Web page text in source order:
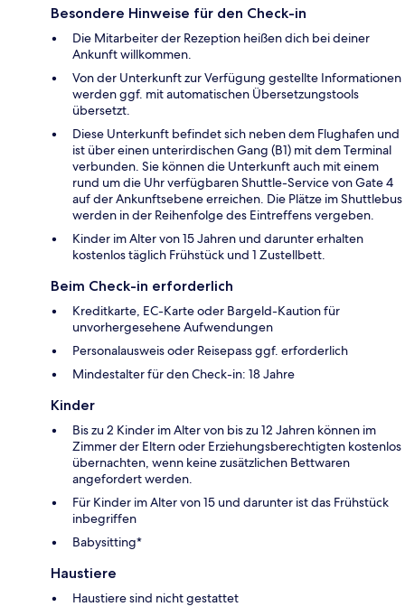
Besondere Hinweise für den Check-in
Die Mitarbeiter der Rezeption heißen dich bei deiner
Ankunft willkommen.
Von der Unterkunft zur Verfügung gestellte Informationen
werden ggf. mit automatischen Übersetzungstools
übersetzt.
Diese Unterkunft befindet sich neben dem Flughafen und
ist über einen unterirdischen Gang (B1) mit dem Terminal
verbunden. Sie können die Unterkunft auch mit einem
rund um die Uhr verfügbaren Shuttle-Service von Gate 4
auf der Ankunftsebene erreichen. Die Plätze im Shuttlebus
werden in der Reihenfolge des Eintreffens vergeben.
Kinder im Alter von 15 Jahren und darunter erhalten
kostenlos täglich Frühstück und 1 Zustellbett.
Beim Check-in erforderlich
Kreditkarte, EC-Karte oder Bargeld-Kaution für
unvorhergesehene Aufwendungen
Personalausweis oder Reisepass ggf. erforderlich
Mindestalter für den Check-in: 18 Jahre
Kinder
Bis zu 2 Kinder im Alter von bis zu 12 Jahren können im
Zimmer der Eltern oder Erziehungsberechtigten kostenlos
übernachten, wenn keine zusätzlichen Bettwaren
angefordert werden.
Für Kinder im Alter von 15 und darunter ist das Frühstück
inbegriffen
Babysitting*
Haustiere
Haustiere sind nicht gestattet